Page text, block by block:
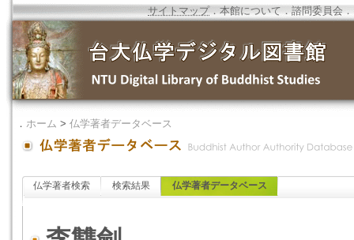
サイトマップ．本館について ．諮問委員会 ．
． ホーム > 仏学著者データベース
仏学著者検索 検索結果 仏学著者データベース